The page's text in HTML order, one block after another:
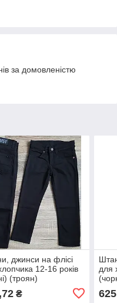
за домовленістю
джинси на флісі
12-16 років
(троян)
₴
для